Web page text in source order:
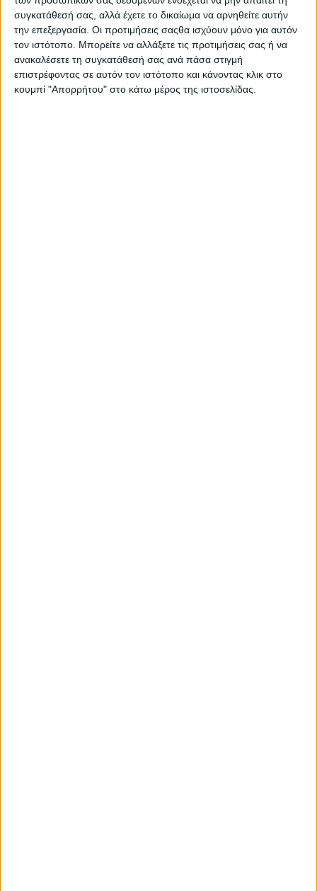
συγκατάθεσή σας, αλλά έχετε το δικαίωμα να αρνηθείτε αυτήν
την επεξεργασία. Οι προτιμήσεις σαςθα ισχύουν μόνο για αυτόν
τον ιστότοπο. Μπορείτε να αλλάξετε τις προτιμήσεις σας ή να
ανακαλέσετε τη συγκατάθεσή σας ανά πάσα στιγμή
επιστρέφοντας σε αυτόν τον ιστότοπο και κάνοντας κλικ στο
κουμπί "Απορρήτου" στο κάτω μέρος της ιστοσελίδας.
ιστορίας.
Η KTM και ο πόλεμος των CLICK: Σε ευθείες ράγες η
αποκατάσταση – Υπάρχουν και Έλληνες στους